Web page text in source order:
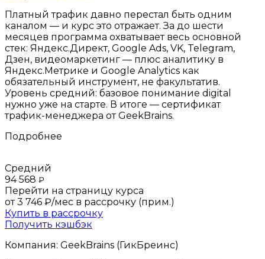
Платный трафик давно перестал быть одним
каналом — и курс это отражает. За до шести
месяцев программа охватывает весь основной
стек: Яндекс.Директ, Google Ads, VK, Telegram,
Дзен, видеомаркетинг — плюс аналитику в
Яндекс.Метрике и Google Analytics как
обязательный инструмент, не факультатив.
Уровень средний: базовое понимание digital
нужно уже на старте. В итоге — сертификат
трафик-менеджера от GeekBrains.
Подробнее
Средний
94 568 ₽
Перейти на страницу курса
от 3 746 ₽/мес в рассрочку (прим.)
Купить в рассрочку
Получить кэшбэк
Компания: GeekBrains (ГикБреинс)